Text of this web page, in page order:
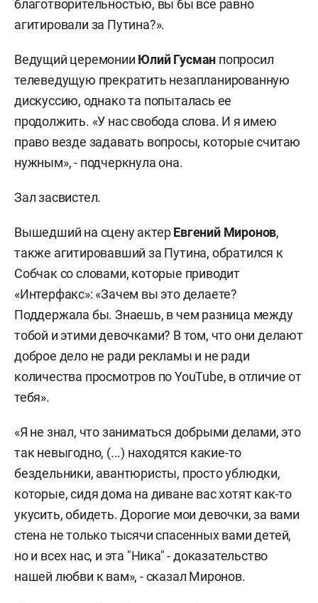
благотворительностью, вы бы все равно
агитировали за Путина?».
Ведущий церемонии Юлий Гусман попросил
телеведущую прекратить незапланированную
дискуссию, однако та попыталась ее
продолжить. «У нас свобода слова. И я имею
право везде задавать вопросы, которые считаю
нужным», - подчеркнула она.
Зал засвистел.
Вышедший на сцену актерЕвгений Миронов,
также агитировавший за Путина, обратился к
Собчак со словами, которые приводит
«Интерфакс»: «Зачем вы это делаете?
Поддержала бы. Знаешь, в чем разница между
тобой и этими девочками? В том, что они делают
доброе дело не ради рекламы и не ради
количества просмотров по YouTube, в отличие от
тебя».
«Я не знал, что заниматься добрыми делами, это
так невыгодно, (...) находятся какие-то
бездельники, авантюристы, просто ублюдки,
которые, сидя дома на диване вас хотят как-то
укусить, обидеть. Дорогие мои девочки, за вами
стена не только тысячи спасенных вами детей,
но и всех нас, и эта "Ника" - доказательство
нашей любви к вам», - сказал Миронов.